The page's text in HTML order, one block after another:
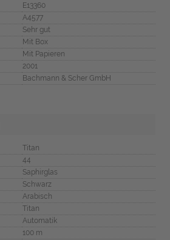
E13360
A4577
Sehr gut
Mit Box
Mit Papieren
2001
Bachmann & Scher GmbH
Titan
44
Saphirglas
Schwarz
Arabisch
Titan
Automatik
100 m